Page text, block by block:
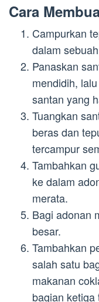
Cara
Campurkan
dalam
Panaskan
mendidih,
santan yang
Tuangkan
beras dan
tercampur
Tambahkan
ke dalam
merata.
Bagi adonan
besar.
Tambahkan
salah satu
makanan
bagian ketiga